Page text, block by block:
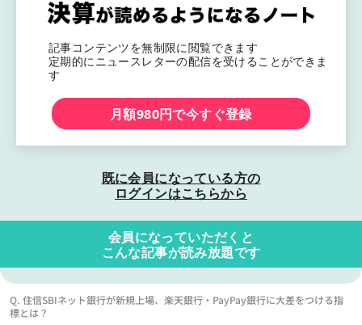
記事コンテンツを無制限に閲覧できます
定期的にニュースレターの配信を受けることができま
す
月額980円で今すぐ登録
既に会員になっている方の
ログインはこちらから
会員になっていただくと
こんな記事が読み放題です
Q. 住信SBIネット銀行が新規上場、楽天銀行・PayPay銀行に大差をつける指
標とは？